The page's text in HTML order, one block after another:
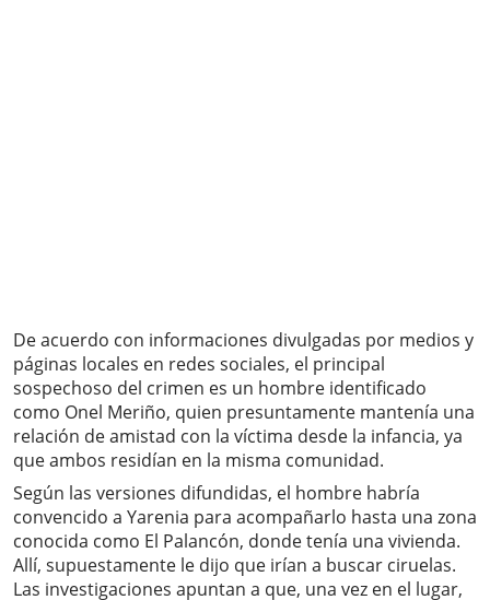
De acuerdo con informaciones divulgadas por medios y
páginas locales en redes sociales, el principal
sospechoso del crimen es un hombre identificado
como Onel Meriño, quien presuntamente mantenía una
relación de amistad con la víctima desde la infancia, ya
que ambos residían en la misma comunidad.
Según las versiones difundidas, el hombre habría
convencido a Yarenia para acompañarlo hasta una zona
conocida como El Palancón, donde tenía una vivienda.
Allí, supuestamente le dijo que irían a buscar ciruelas.
Las investigaciones apuntan a que, una vez en el lugar,